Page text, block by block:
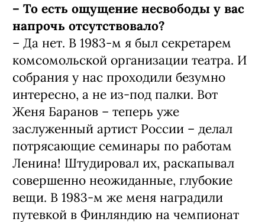
– То есть ощущение несвободы у вас
напрочь отсутствовало?
– Да нет. В 1983-м я был секретарем
комсомольской организации театра. И
собрания у нас проходили безумно
интересно, а не из-под палки. Вот
Женя Баранов – теперь уже
заслуженный артист России – делал
потрясающие семинары по работам
Ленина! Штудировал их, раскапывал
совершенно неожиданные, глубокие
вещи. В 1983-м же меня наградили
путевкой в Финляндию на чемпионат